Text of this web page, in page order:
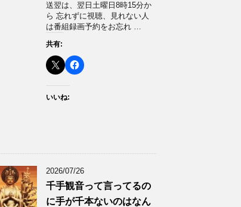
送翌は、翌日土曜日8時15分か
ら 忘れずに視聴、見れない人
は番組録画予約をお忘れ …
共有:
いいね:
2026/07/26
千手観音って言ってるの
に手が千本ないのはなん